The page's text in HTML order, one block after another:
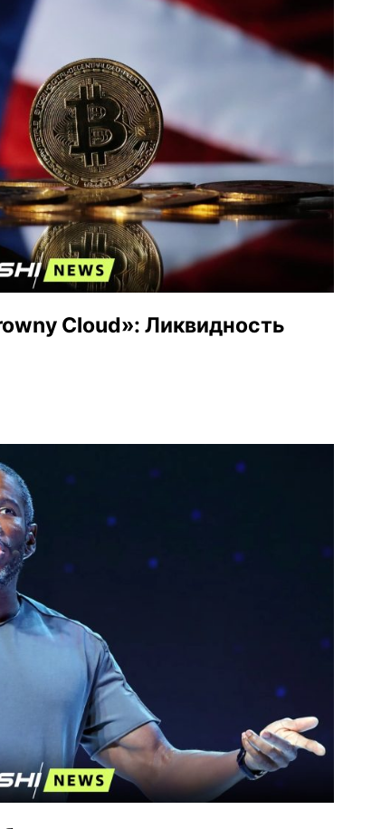
Cloud»: Ликвидность